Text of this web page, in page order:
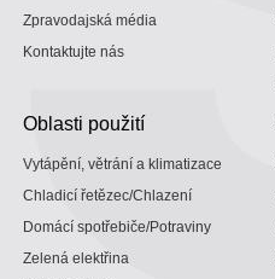
Zpravodajská média
Kontaktujte nás
Oblasti použití
Vytápění, větrání a klimatizace
Chladicí řetězec/Chlazení
Domácí spotřebiče/Potraviny
Zelená elektřina